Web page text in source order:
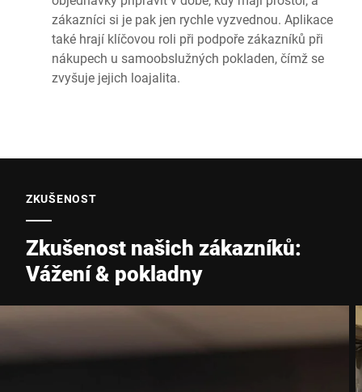
zákazníci si je pak jen rychle vyzvednou. Aplikace
také hrají klíčovou roli při podpoře zákazníků při
nákupech u samoobslužných pokladen, čímž se
zvyšuje jejich loajalita.
ZKUŠENOST
Zkušenost našich zákazníků:
Vážení & pokladny